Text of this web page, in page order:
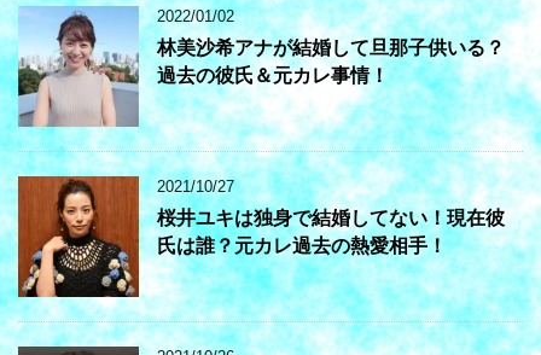
2022/01/02
林美沙希アナが結婚して旦那子供いる？
過去の彼氏＆元カレ事情！
2021/10/27
桜井ユキは独身で結婚してない！現在彼
氏は誰？元カレ過去の熱愛相手！